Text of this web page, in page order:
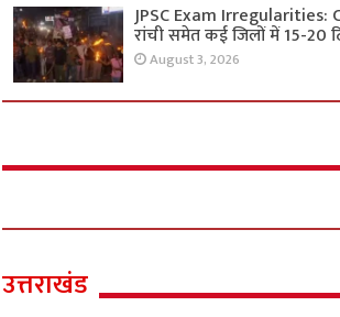
JPSC Exam Irregularities:
रांची समेत कई जिलों में 15-20
August 3, 2026
उत्तराखंड